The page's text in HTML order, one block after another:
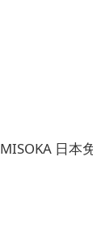
MISOKA 日本